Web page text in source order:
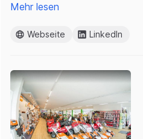
Mehr lesen
Webseite LinkedIn